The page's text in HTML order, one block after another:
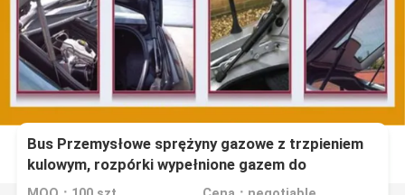
Bus Przemysłowe sprężyny gazowe z trzpieniem
kulowym, rozpórki wypełnione gazem do
samochodów